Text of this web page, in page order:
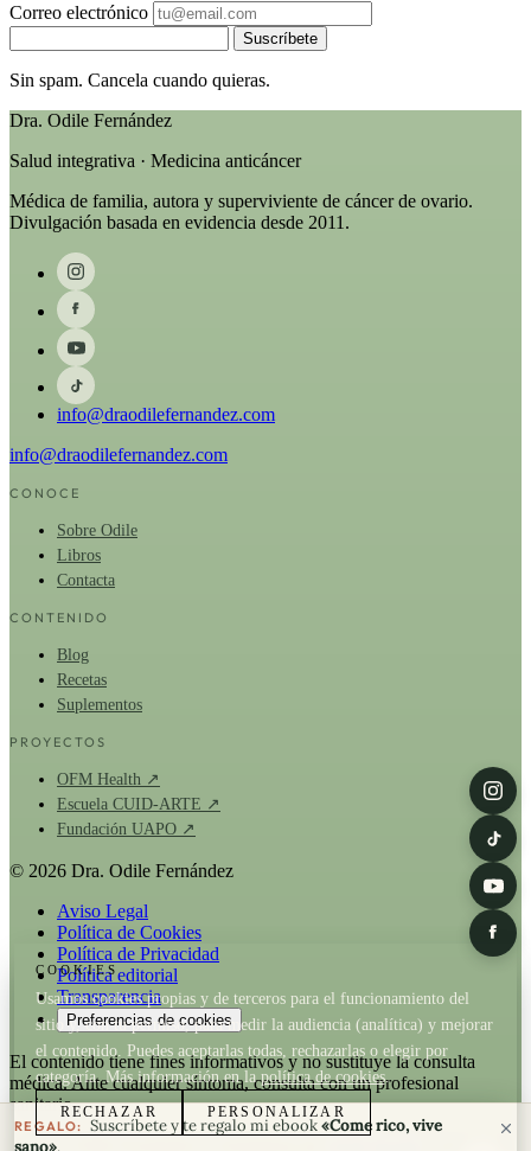
Correo electrónico
Suscríbete
Sin spam. Cancela cuando quieras.
Dra. Odile Fernández
Salud integrativa · Medicina anticáncer
Médica de familia, autora y superviviente de cáncer de ovario.
Divulgación basada en evidencia desde 2011.
info@draodilefernandez.com
info@draodilefernandez.com
CONOCE
Sobre Odile
Libros
Contacta
CONTENIDO
Blog
Recetas
Suplementos
PROYECTOS
OFM Health ↗
Escuela CUID-ARTE ↗
Fundación UAPO ↗
© 2026 Dra. Odile Fernández
Aviso Legal
Política de Cookies
Política de Privacidad
Política editorial
Transparencia
Preferencias de cookies
El contenido tiene fines informativos y no sustituye la consulta
médica. Ante cualquier síntoma, consulta con un profesional
sanitario.
La Dra. Odile Fernández es fundadora de
COOKIES
Usamos cookies propias y de terceros para el funcionamiento del
sitio y, con tu permiso, para medir la audiencia (analítica) y mejorar
el contenido. Puedes aceptarlas todas, rechazarlas o elegir por
categoría. Más información en lapolítica de cookies.
RECHAZAR PERSONALIZAR
REGALO: Suscríbete y te regalo mi ebook«Come rico, vive
sano».